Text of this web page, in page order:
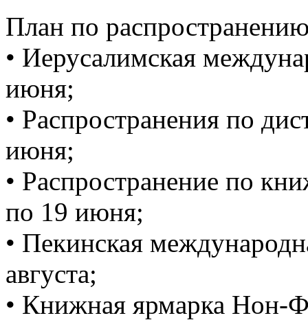
План по
• Иерусалимская
июня;
• Распространения по
июня;
• Распространение по
по 19 июня;
• Пекинская
августа;
• Книжная ярмарка